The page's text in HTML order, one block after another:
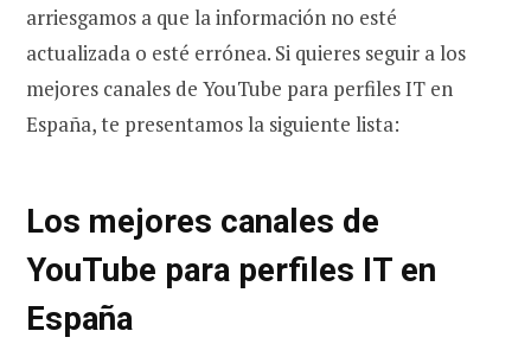
arriesgamos a que la información no esté
actualizada o esté errónea. Si quieres seguir a los
mejores canales de YouTube para perfiles IT en
España, te presentamos la siguiente lista:
Los mejores canales de
YouTube para perfiles IT en
España